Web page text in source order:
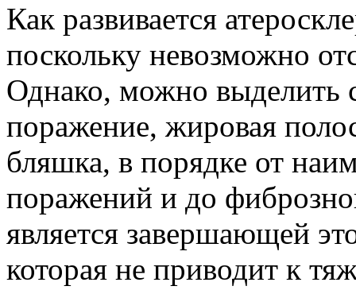
Как развивается
поскольку невозможно
Однако, можно выделить
поражение, жировая
бляшка, в порядке от
поражений и до
является завершающей
которая не приводит к